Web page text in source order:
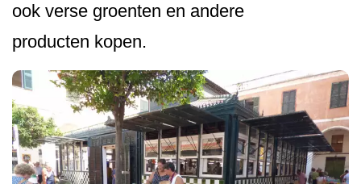
ook verse groenten en andere
producten kopen.